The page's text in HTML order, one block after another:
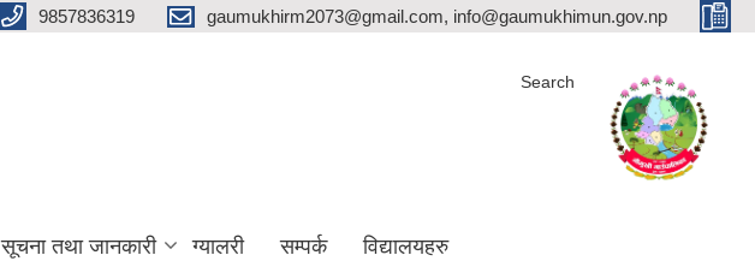
9857836319 gaumukhirm2073@gmail.com, info@gaumukhimun.gov.np
Search
सूचना तथा जानकारी ग्यालरी सम्पर्क विद्यालयहरु